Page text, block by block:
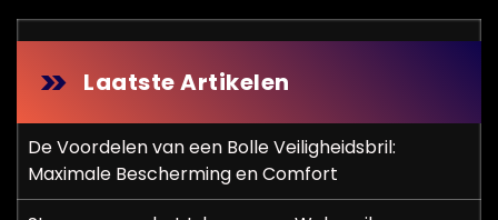
e
n
p
a
Laatste Artikelen
De Voordelen van een Bolle Veiligheidsbril:
Maximale Bescherming en Comfort